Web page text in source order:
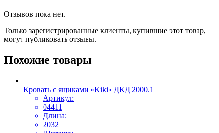
Отзывов пока нет.
Только зарегистрированные клиенты, купившие этот товар,
могут публиковать отзывы.
Похожие товары
Кровать с ящиками «Kiki» ДКД 2000.1
Артикул:
04411
Длина:
2032